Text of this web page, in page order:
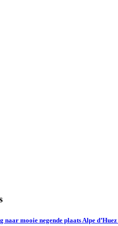
naar mooie negende plaats Alpe